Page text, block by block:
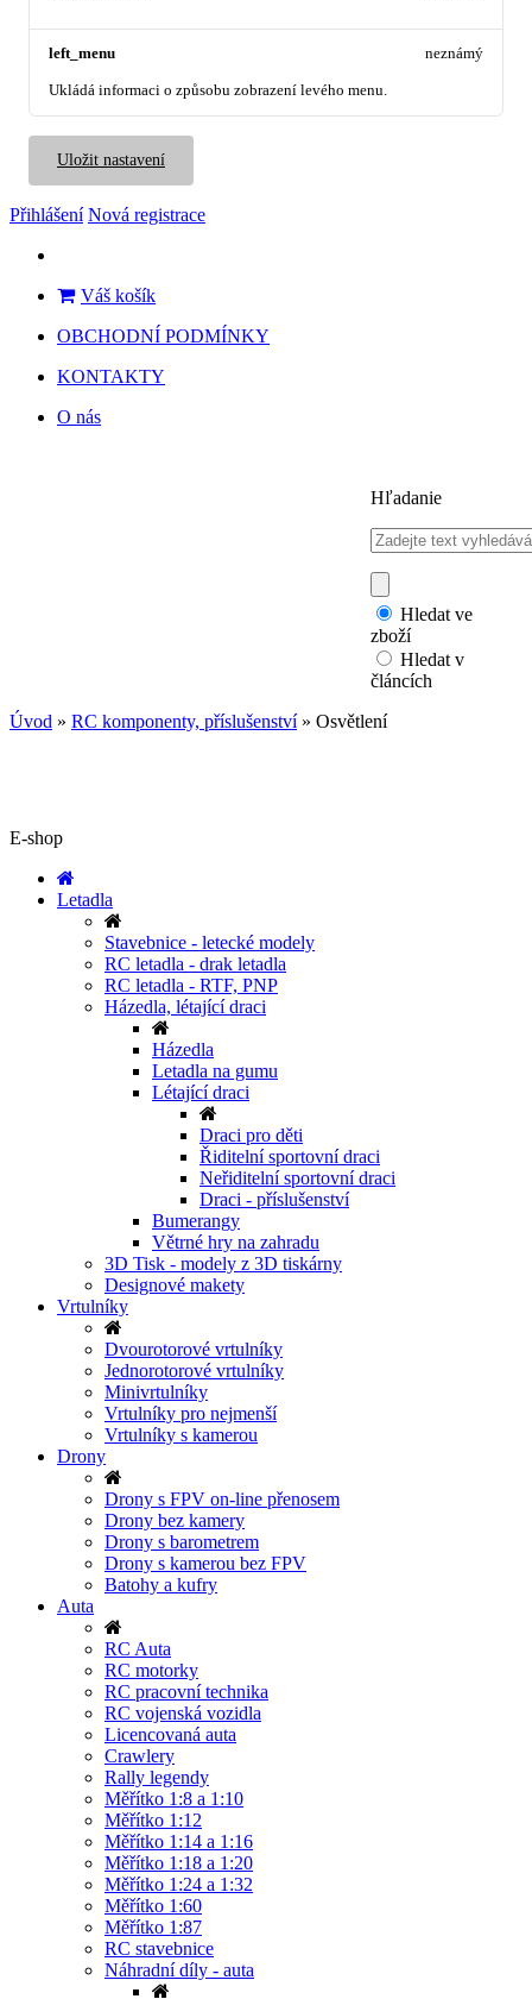
left_menu
Ukládá informaci o způsobu zobrazení levého menu.
neznámý
Uložit nastavení
Přihlášení Nová registrace
Váš košík
OBCHODNÍ PODMÍNKY
KONTAKTY
O nás
Hľadanie
Hledat ve
zboží
Hledat v
článcích
Úvod » RC komponenty, příslušenství » Osvětlení
E-shop
Letadla
Stavebnice - letecké modely
RC letadla - drak letadla
RC letadla - RTF, PNP
Házedla, létající draci
Házedla
Letadla na gumu
Létající draci
Draci pro děti
Řiditelní sportovní draci
Neřiditelní sportovní draci
Draci - příslušenství
Bumerangy
Větrné hry na zahradu
3D Tisk - modely z 3D tiskárny
Designové makety
Vrtulníky
Dvourotorové vrtulníky
Jednorotorové vrtulníky
Minivrtulníky
Vrtulníky pro nejmenší
Vrtulníky s kamerou
Drony
Drony s FPV on-line přenosem
Drony bez kamery
Drony s barometrem
Drony s kamerou bez FPV
Batohy a kufry
Auta
RC Auta
RC motorky
RC pracovní technika
RC vojenská vozidla
Licencovaná auta
Crawlery
Rally legendy
Měřítko 1:8 a 1:10
Měřítko 1:12
Měřítko 1:14 a 1:16
Měřítko 1:18 a 1:20
Měřítko 1:24 a 1:32
Měřítko 1:60
Měřítko 1:87
RC stavebnice
Náhradní díly - auta